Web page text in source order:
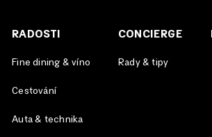
RADOSTI
Fine dining & víno
Cestování
Auta & technika
CONCIERGE
Rady & tipy